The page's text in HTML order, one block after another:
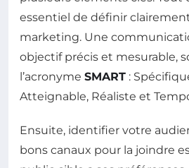
essentiel de définir
marketing. Une
objectif précis et mesurable,
l’acronyme SMART :
Atteignable, Réaliste et
Ensuite, identifier votre
bons canaux pour la joindre